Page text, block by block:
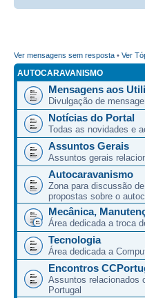
Ver mensagens sem resposta • Ver
AUTOCARAVANISMO
Mensagens aos
Divulgação de
Notícias do Portal
Todas as novidades e
Assuntos Gerais
Assuntos gerais
Autocaravanismo
Zona para discussão
propostas sobre o
Mecânica,
Área dedicada a troca
Tecnologia
Área dedicada a
Encontros
Assuntos relacionados
Portugal